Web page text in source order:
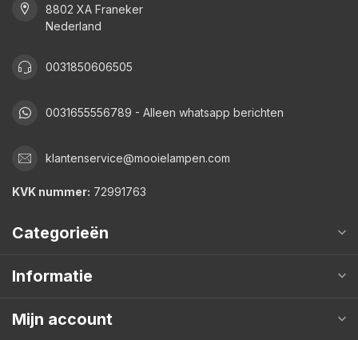
8802 XA Franeker
Nederland
0031850606505
0031655556789 - Alleen whatsapp berichten
klantenservice@mooielampen.com
KVK nummer: 72991763
Categorieën
Informatie
Mijn account